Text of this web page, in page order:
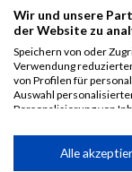
Wir und unsere
der Website zu
Speichern von oder
Verwendung
von Profilen für
Auswahl
Personalisierung von
Performance von
Kombinationen von
Alle